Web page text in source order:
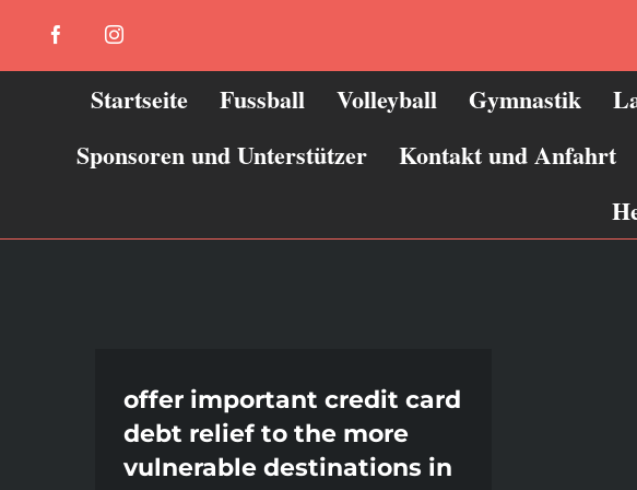
FacebookInstagram
Startseite Fussball Volleyball Gymnastik
Sponsoren und Unterstützer
Kontakt und Anfahrt
offer important credit card
debt relief to the more
vulnerable destinations in